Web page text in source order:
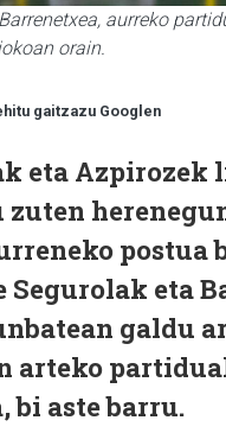
aurreko
orain.
gaitzazu Googlen
eta Azpirozek
zuten
postua
Segurolak eta
galdu
arteko
bi aste barru.